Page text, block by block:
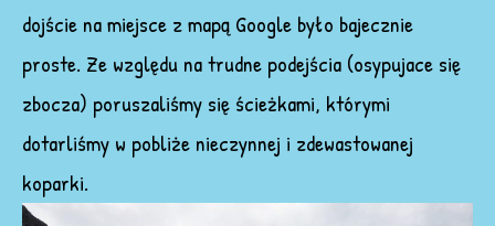
dojście na miejsce z mapą Google było bajecznie
proste. Ze względu na trudne podejścia (osypujace się
zbocza) poruszaliśmy się ścieżkami, którymi
dotarliśmy w pobliże nieczynnej i zdewastowanej
koparki.